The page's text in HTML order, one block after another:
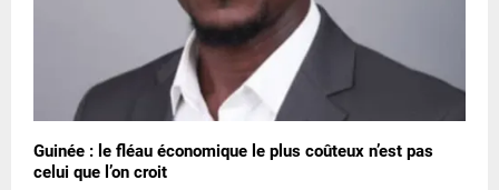
Guinée : le fléau économique le plus coûteux n’est pas
celui que l’on croit